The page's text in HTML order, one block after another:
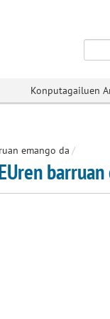
Konputagailuen
emango da /
barruan